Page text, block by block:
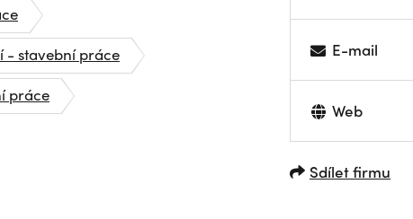
- stavební práce
práce
E-mail
Web
Sdílet firmu